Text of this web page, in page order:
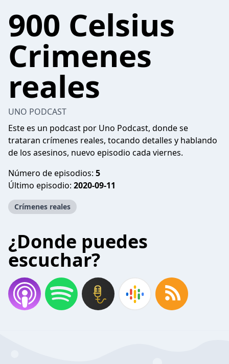
900 Celsius
Crimenes
reales
UNO PODCAST
Este es un podcast por Uno Podcast, donde se
trataran crímenes reales, tocando detalles y hablando
de los asesinos, nuevo episodio cada viernes.
Número de episodios: 5
Último episodio: 2020-09-11
Crímenes reales
¿Donde puedes
escuchar?